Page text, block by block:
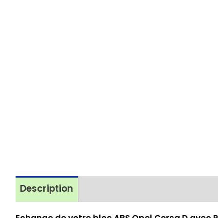
Description